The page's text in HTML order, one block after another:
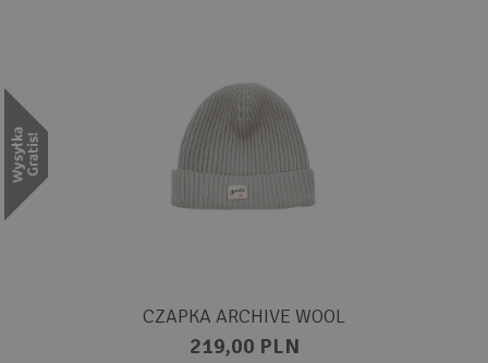
CZAPKA ARCHIVE WOOL
219,00 PLN